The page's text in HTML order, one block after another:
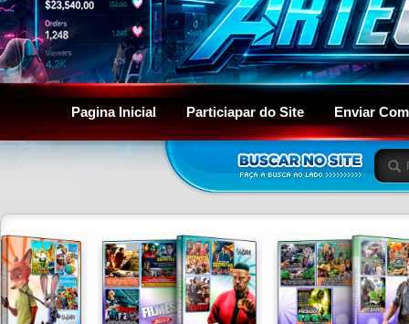
Pagina Inicial Particiapar do Site Enviar